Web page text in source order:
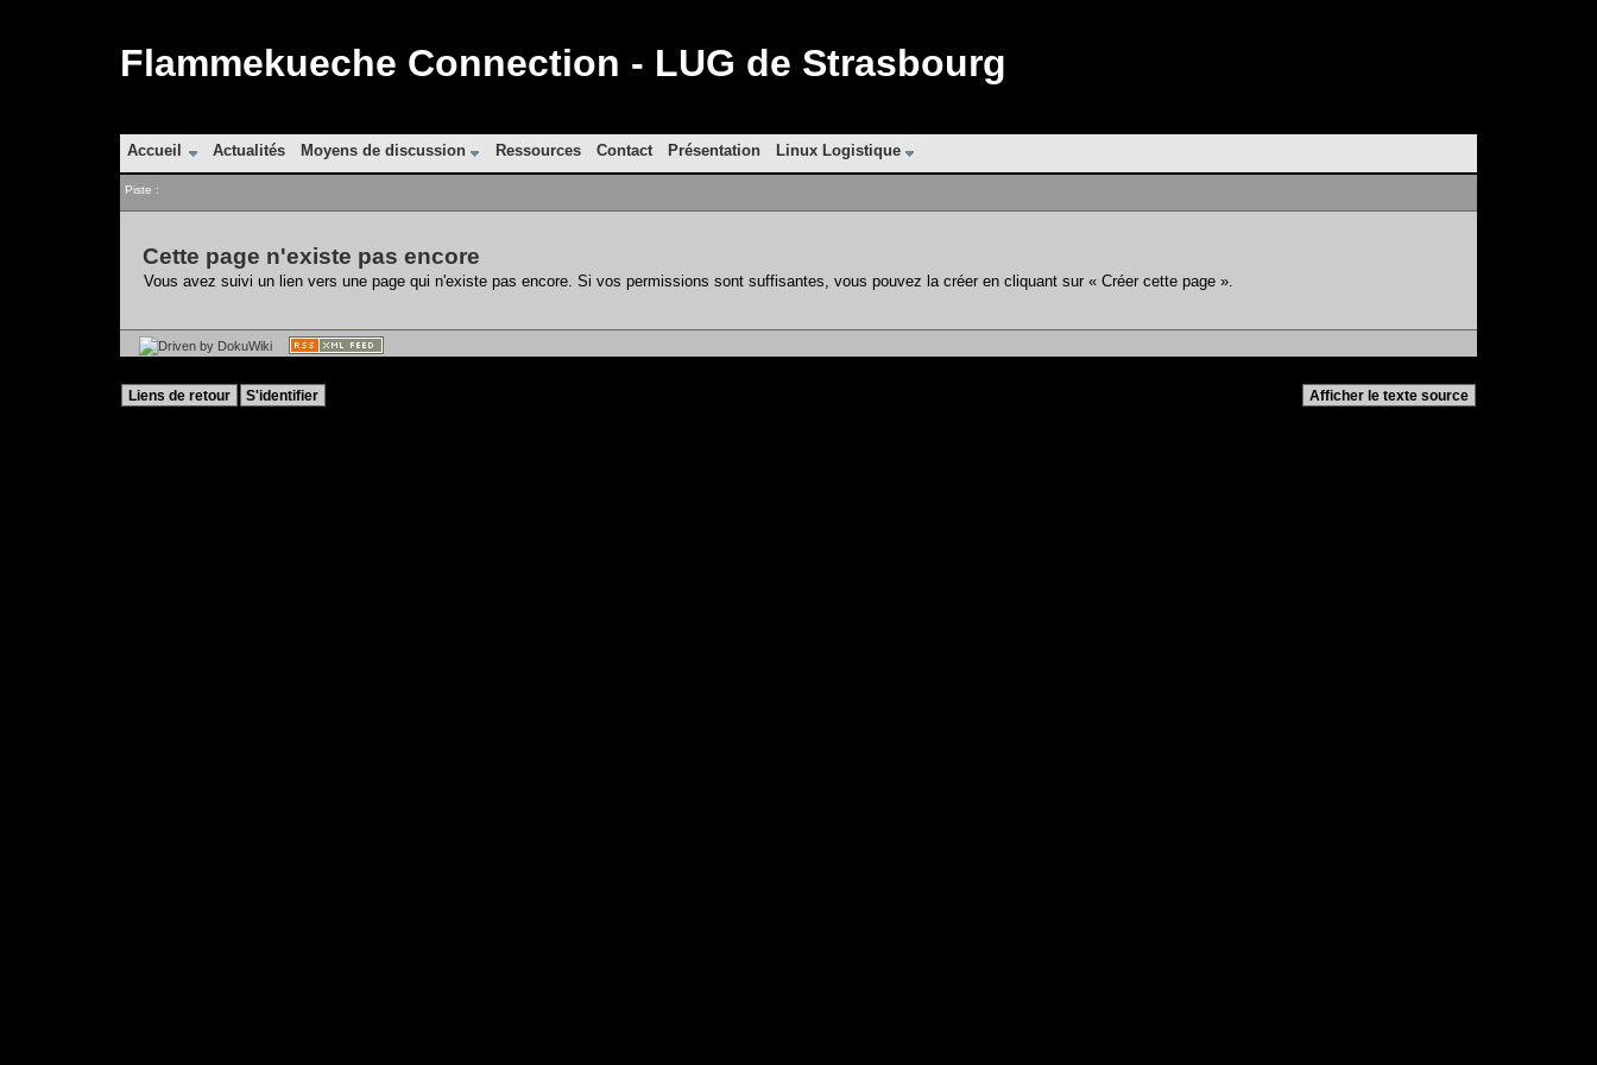
Flammekueche Connection - LUG de Strasbourg
Accueil Actualités Moyens de discussion Ressources Contact Présentation Linux Logistique
Piste :
Cette page n'existe pas encore
Vous avez suivi un lien vers une page qui n'existe pas encore. Si vos permissions sont suffisantes, vous pouvez la créer en cliquant sur « Créer cette page ».
Liens de retour S'identifier Afficher le texte source